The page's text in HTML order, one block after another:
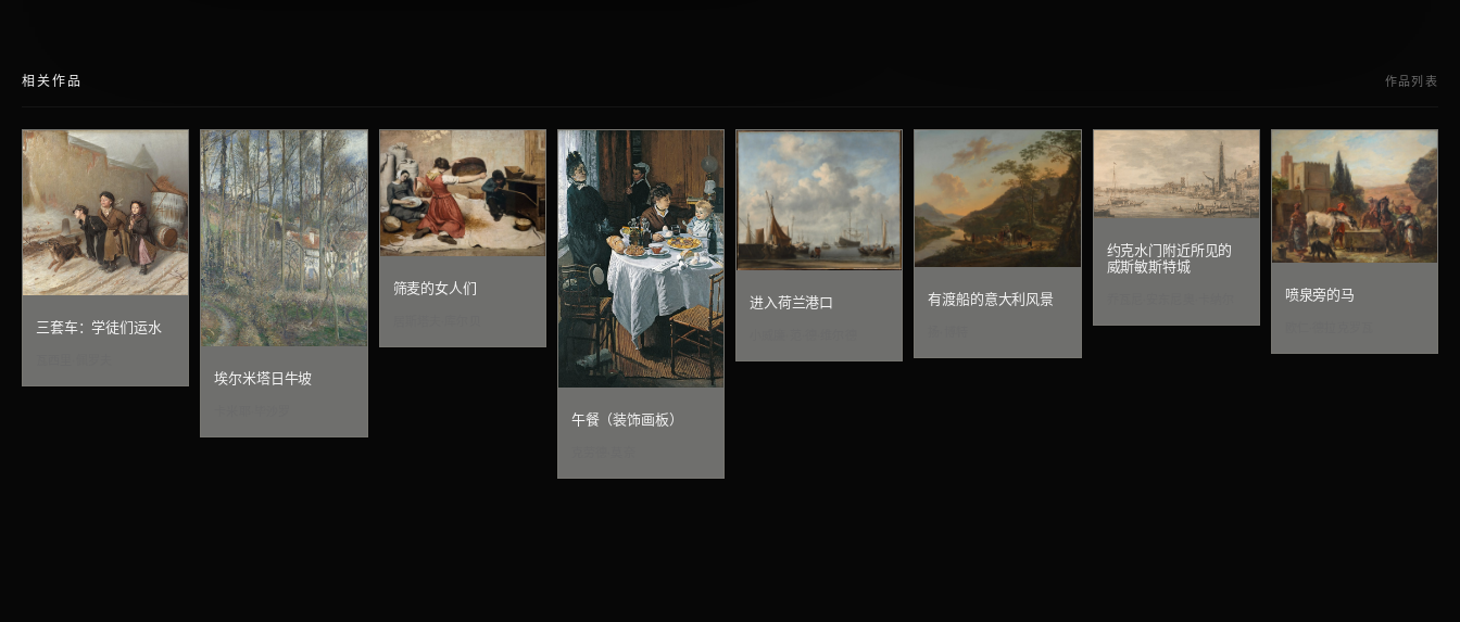
相关作品 作品列表
三套车：学徒们运水
埃尔米塔日牛坡
筛麦的女人们
午餐（装饰画板）
进入荷兰港口 有渡船的意大利风景
约克水门附近所见的
威斯敏斯特城
喷泉旁的马